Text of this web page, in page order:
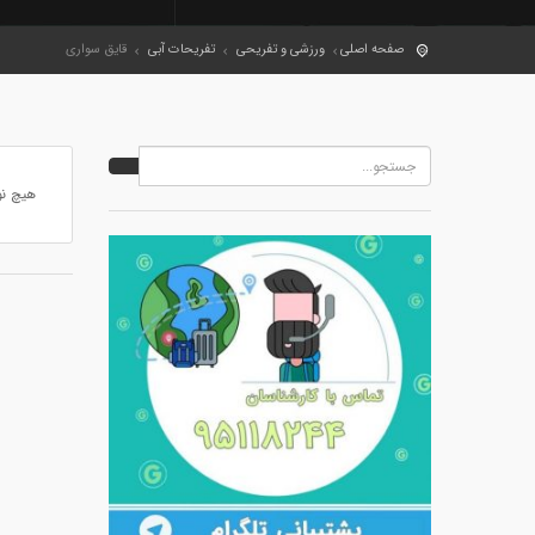
صفحه اصلی ورزشی و تفریحی تفریحات آبی قایق سواری
هیچ